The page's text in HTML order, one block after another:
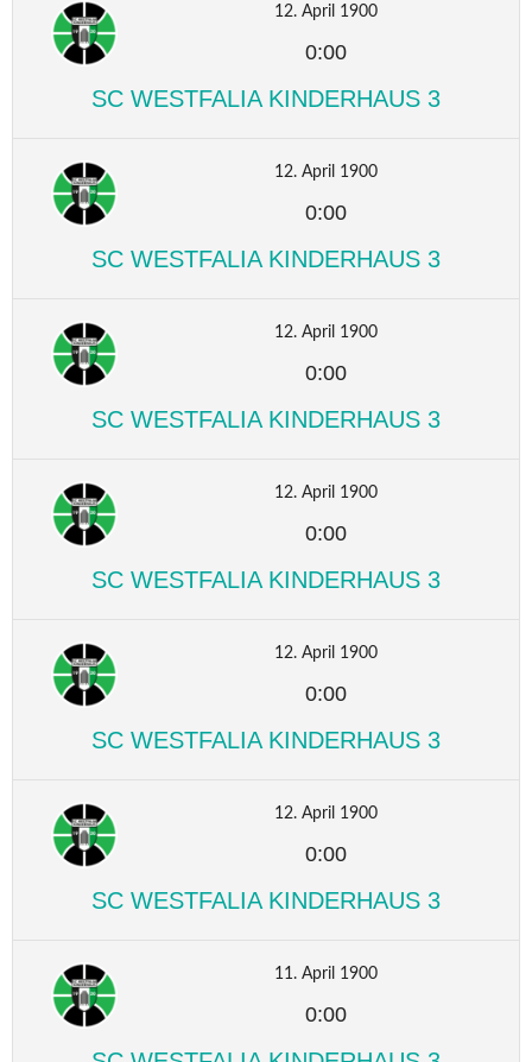
12. April 1900
0:00
SC WESTFALIA KINDERHAUS 3
12. April 1900
0:00
SC WESTFALIA KINDERHAUS 3
12. April 1900
0:00
SC WESTFALIA KINDERHAUS 3
12. April 1900
0:00
SC WESTFALIA KINDERHAUS 3
12. April 1900
0:00
SC WESTFALIA KINDERHAUS 3
12. April 1900
0:00
SC WESTFALIA KINDERHAUS 3
11. April 1900
0:00